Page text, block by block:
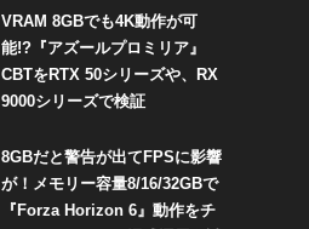
VRAM 8GBでも4K動作が可
能!?『アズールプロミリア』
CBTをRTX 50シリーズや、RX
9000シリーズで検証
8GBだと警告が出てFPSに影響
が！メモリー容量8/16/32GBで
『Forza Horizon 6』動作をチ